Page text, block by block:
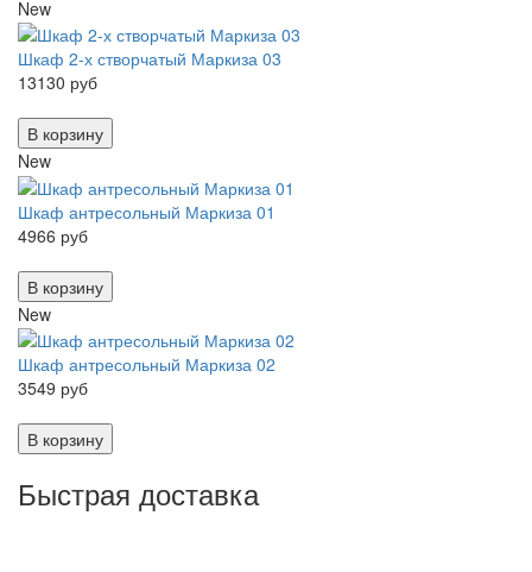
New
Шкаф 2-х створчатый Маркиза 03
13130 руб
В корзину
New
Шкаф антресольный Маркиза 01
4966 руб
В корзину
New
Шкаф антресольный Маркиза 02
3549 руб
В корзину
Быстрая доставка